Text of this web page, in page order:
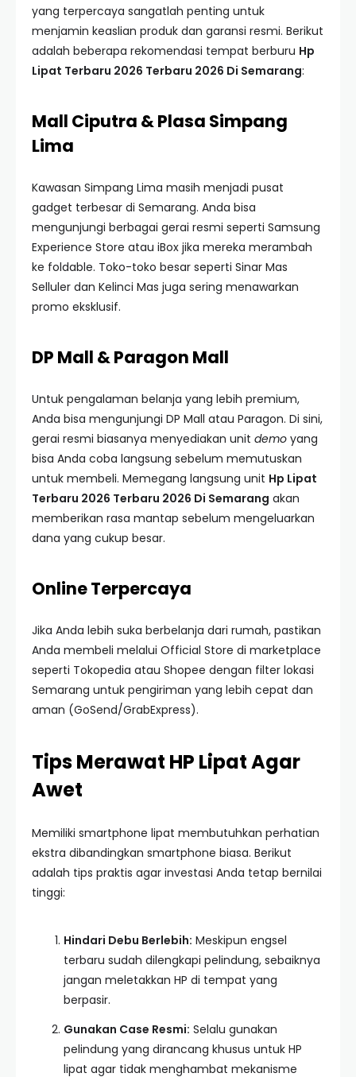
yang terpercaya sangatlah penting untuk
menjamin keaslian produk dan garansi resmi. Berikut
adalah beberapa rekomendasi tempat berburu Hp
Lipat Terbaru 2026 Terbaru 2026 Di Semarang:
Mall Ciputra & Plasa Simpang
Lima
Kawasan Simpang Lima masih menjadi pusat
gadget terbesar di Semarang. Anda bisa
mengunjungi berbagai gerai resmi seperti Samsung
Experience Store atau iBox jika mereka merambah
ke foldable. Toko-toko besar seperti Sinar Mas
Selluler dan Kelinci Mas juga sering menawarkan
promo eksklusif.
DP Mall & Paragon Mall
Untuk pengalaman belanja yang lebih premium,
Anda bisa mengunjungi DP Mall atau Paragon. Di sini,
gerai resmi biasanya menyediakan unit demo yang
bisa Anda coba langsung sebelum memutuskan
untuk membeli. Memegang langsung unit Hp Lipat
Terbaru 2026 Terbaru 2026 Di Semarang akan
memberikan rasa mantap sebelum mengeluarkan
dana yang cukup besar.
Online Terpercaya
Jika Anda lebih suka berbelanja dari rumah, pastikan
Anda membeli melalui Official Store di marketplace
seperti Tokopedia atau Shopee dengan filter lokasi
Semarang untuk pengiriman yang lebih cepat dan
aman (GoSend/GrabExpress).
Tips Merawat HP Lipat Agar
Awet
Memiliki smartphone lipat membutuhkan perhatian
ekstra dibandingkan smartphone biasa. Berikut
adalah tips praktis agar investasi Anda tetap bernilai
tinggi:
Hindari Debu Berlebih: Meskipun engsel
terbaru sudah dilengkapi pelindung, sebaiknya
jangan meletakkan HP di tempat yang
berpasir.
Gunakan Case Resmi: Selalu gunakan
pelindung yang dirancang khusus untuk HP
lipat agar tidak menghambat mekanisme